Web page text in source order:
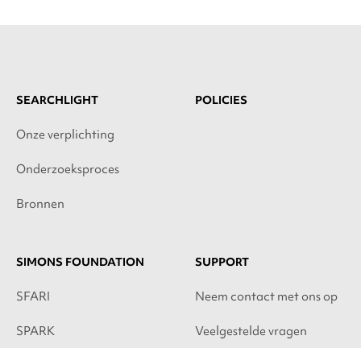
SEARCHLIGHT
Onze verplichting
Onderzoeksproces
Bronnen
POLICIES
SIMONS FOUNDATION
SFARI
SPARK
SUPPORT
Neem contact met ons op
Veelgestelde vragen